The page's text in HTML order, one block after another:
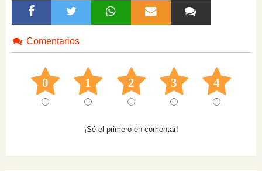
Comentarios
0 1 2 3 4
¡Sé el primero en comentar!